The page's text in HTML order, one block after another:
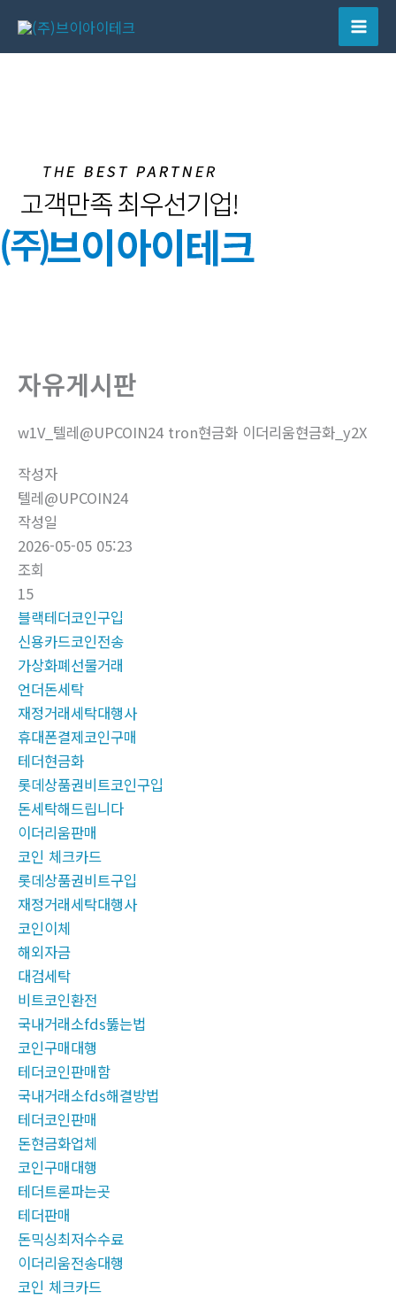
츠
Main
자유게시판
w1V_텔레@UPCOIN24 tron현금화 이더리움현금화_y2X
작성자
텔레@UPCOIN24
작성일
2026-05-05 05:23
조회
15
블랙테더코인구입
신용카드코인전송
가상화폐선물거래
언더돈세탁
재정거래세탁대행사
휴대폰결제코인구매
테더현금화
롯데상품권비트코인구입
돈세탁해드립니다
이더리움판매
코인 체크카드
롯데상품권비트구입
재정거래세탁대행사
코인이체
해외자금
대검세탁
비트코인환전
국내거래소fds뚫는법
코인구매대행
테더코인판매함
국내거래소fds해결방법
테더코인판매
돈현금화업체
코인구매대행
테더트론파는곳
테더판매
돈믹싱최저수수료
이더리움전송대행
코인 체크카드